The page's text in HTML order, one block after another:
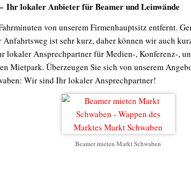
Ihr lokaler Anbieter für Beamer und Leinwände
von unserem Firmenhauptsitz entfernt.
ist sehr kurz, daher können wir auch
lokaler Ansprechpartner für Medien-, Konferenz-,
Mietpark. Überzeugen Sie sich von unserem
Wir sind Ihr lokaler Ansprechpartner!
Beamer mieten Markt Schwaben